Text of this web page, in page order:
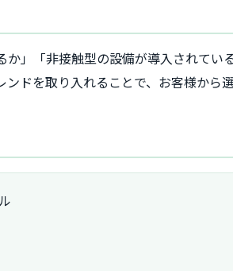
」「非接触型の設備が導入されてい
ドを取り入れることで、お客様から